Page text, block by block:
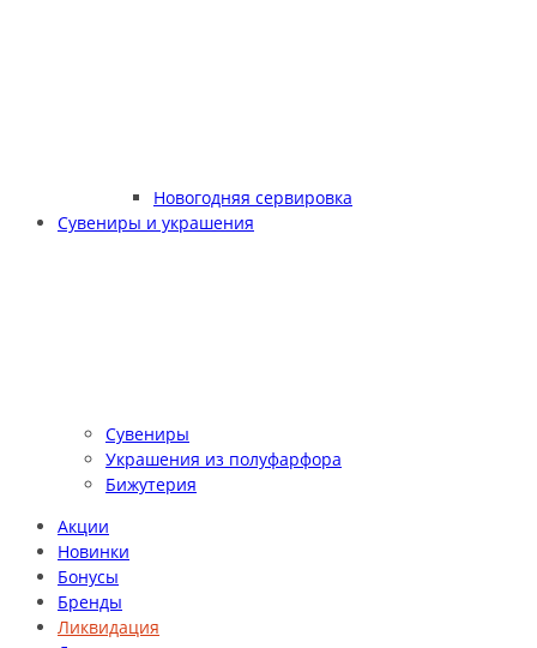
Новогодняя сервировка
Сувениры и украшения
Сувениры
Украшения из полуфарфора
Бижутерия
Акции
Новинки
Бонусы
Бренды
Ликвидация